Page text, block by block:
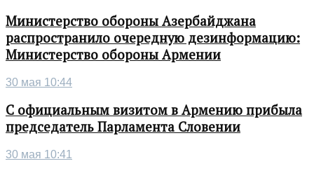
Министерство обороны Азербайджана
распространило очередную дезинформацию:
Министерство обороны Армении
30 мая 10:44
С официальным визитом в Армению прибыла
председатель Парламента Словении
30 мая 10:41